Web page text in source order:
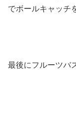
でボールキャッチ
最後にフルーツバ